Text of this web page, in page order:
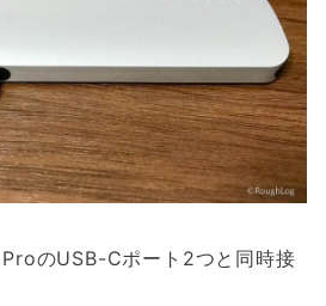
のUSB-Cポート2つと同時接